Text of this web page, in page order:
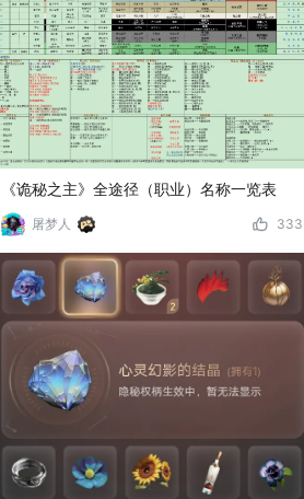
《诡秘之主》全途径（职业）名称一览表
屠梦人 333